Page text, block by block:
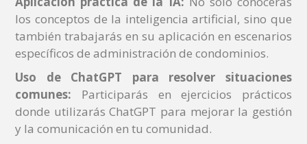
los conceptos de la inteligencia artificial, sino que
también trabajarás en su aplicación en escenarios
específicos de administración de condominios.
Uso de ChatGPT para resolver situaciones
comunes: Participarás en ejercicios prácticos
donde utilizarás ChatGPT para mejorar la gestión
y la comunicación en tu comunidad.